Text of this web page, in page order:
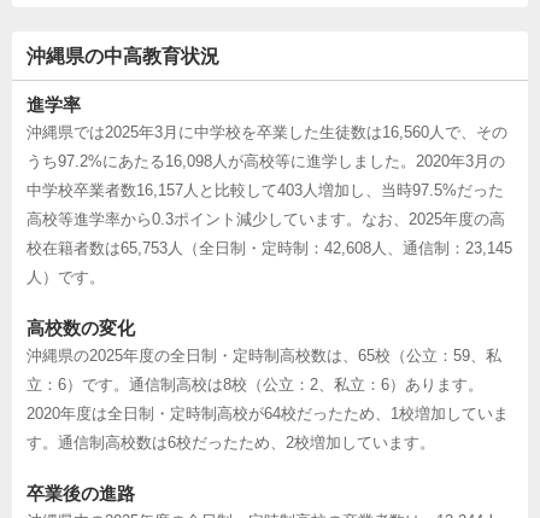
沖縄県の中高教育状況
進学率
沖縄県では2025年3月に中学校を卒業した生徒数は16,560人で、その
うち97.2%にあたる16,098人が高校等に進学しました。2020年3月の
中学校卒業者数16,157人と比較して403人増加し、当時97.5%だった
高校等進学率から0.3ポイント減少しています。なお、2025年度の高
校在籍者数は65,753人（全日制・定時制：42,608人、通信制：23,145
人）です。
高校数の変化
沖縄県の2025年度の全日制・定時制高校数は、65校（公立：59、私
立：6）です。通信制高校は8校（公立：2、私立：6）あります。
2020年度は全日制・定時制高校が64校だったため、1校増加していま
す。通信制高校数は6校だったため、2校増加しています。
卒業後の進路